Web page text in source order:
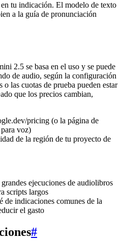
tu indicación. El modelo de texto
a la guía de pronunciación
2.5 se basa en el uso y se puede
de audio, según la configuración
las cuotas de prueba pueden estar
que los precios cambian,
pricing (o la página de
voz)
de la región de tu proyecto de
ejecuciones de audiolibros
scripts largos
de indicaciones comunes de la
el gasto
#